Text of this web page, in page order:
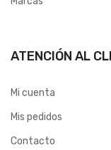
ATENCIÓN AL
Mi cuenta
Mis pedidos
Contacto